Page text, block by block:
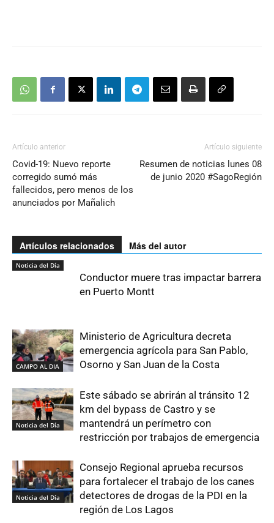
Artículo anterior
Covid-19: Nuevo reporte
corregido sumó más
fallecidos, pero menos de los
anunciados por Mañalich
Artículo siguiente
Resumen de noticias lunes 08
de junio 2020 #SagoRegión
Artículos relacionados Más del autor
Noticia del Día
Conductor muere tras impactar barrera
en Puerto Montt
CAMPO AL DIA
Ministerio de Agricultura decreta
emergencia agrícola para San Pablo,
Osorno y San Juan de la Costa
Noticia del Día
Este sábado se abrirán al tránsito 12
km del bypass de Castro y se
mantendrá un perímetro con
restricción por trabajos de emergencia
Noticia del Día
Consejo Regional aprueba recursos
para fortalecer el trabajo de los canes
detectores de drogas de la PDI en la
región de Los Lagos